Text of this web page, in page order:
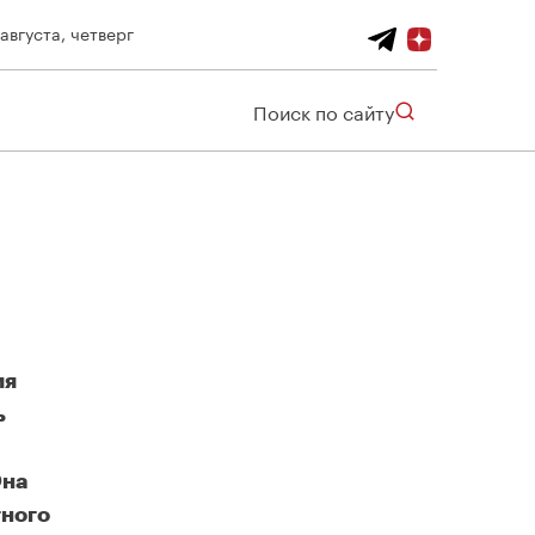
четверг
Поиск по сайту